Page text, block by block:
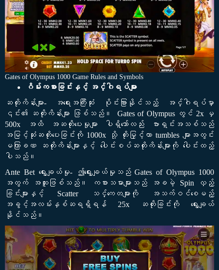
Gates of Olympus 1000 Game Rules and Symbols
ဂိမ်းကစားခြင်းနှင့် အင်္ဂါရပ်များ
ဆတိုးကိန်းများ- အရေးအကြီးဆုံး ပိုင်းခြားနိုင်သည့် အင်္ဂါရပ်မှာ
၎င်း၏ ဆတိုးကိန်းများ ဖြစ်သည်။ Gates of Olympus တွင် 2x မှ
500x အထိ အဆတိုးပေးမှုများ ပါရှိသော်လည်း ဗားရှင်းအသစ်သည်
အမြင့်ဆုံးဆတိုးပေးခြင်းကို 1000x သို့ တိုးမြှင့်ကာ tumbles များအတွင်း
မကြာခဏ ဆတိုးကိန်းများနှင့် ပေါင်းစပ်ဆတိုးကိန်းများကို ပေါင်းထည့်
ပါသည်။
Ante Bet ရွေးချယ်မှု- ဤရွေးချယ်မှုသည် Gates of Olympus 1000
အတွက် အထူးဖြစ်သည်။ ကစားသမားများသည် အခမဲ့ Spin လှည့်
ခြင်းများနှင့် Scatter သင်္ကေတများကို အသက်ဝင်စေမည့်
အခွင့်အလမ်းနှစ်ဆရရှိရန် 25x ဆတိုးခြင်းကို ရွေးချယ်
နိုင်သည်။